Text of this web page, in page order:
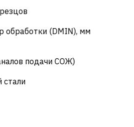
обработки (DMIN), мм
подачи СОЖ)
стали